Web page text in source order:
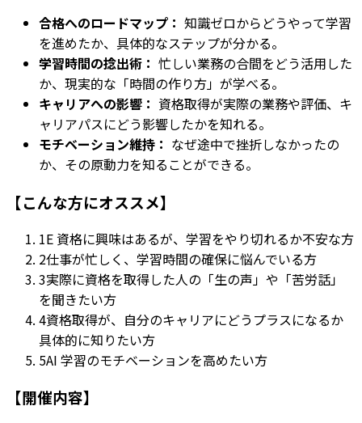
合格へのロードマップ： 知識ゼロからどうやって学習
を進めたか、具体的なステップが分かる。
学習時間の捻出術： 忙しい業務の合間をどう活用した
か、現実的な「時間の作り方」が学べる。
キャリアへの影響： 資格取得が実際の業務や評価、キ
ャリアパスにどう影響したかを知れる。
モチベーション維持： なぜ途中で挫折しなかったの
か、その原動力を知ることができる。
【こんな方にオススメ】
1E 資格に興味はあるが、学習をやり切れるか不安な方
2仕事が忙しく、学習時間の確保に悩んでいる方
3実際に資格を取得した人の「生の声」や「苦労話」
を聞きたい方
4資格取得が、自分のキャリアにどうプラスになるか
具体的に知りたい方
5AI 学習のモチベーションを高めたい方
【開催内容】